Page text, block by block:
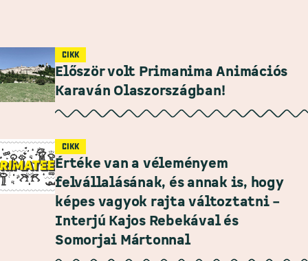
CIKK
Először volt Primanima Animációs
Karaván Olaszországban!
CIKK
Értéke van a véleményem
felvállalásának, és annak is, hogy
képes vagyok rajta változtatni –
Interjú Kajos Rebekával és
Somorjai Mártonnal